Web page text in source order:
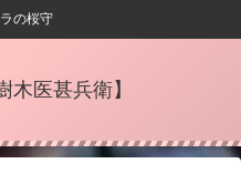
の桜守
木医甚兵衛】